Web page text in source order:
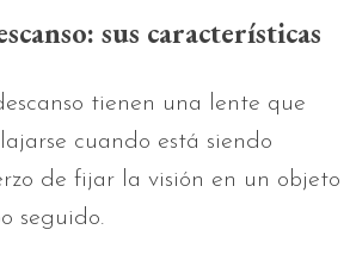
sus características
tienen una lente que
cuando está siendo
de fijar la visión en un objeto
seguido.